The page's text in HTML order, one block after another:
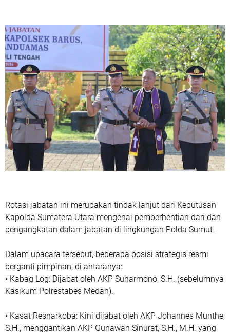
Rotasi jabatan ini merupakan tindak lanjut dari Keputusan
Kapolda Sumatera Utara mengenai pemberhentian dari dan
pengangkatan dalam jabatan di lingkungan Polda Sumut.
Dalam upacara tersebut, beberapa posisi strategis resmi
berganti pimpinan, di antaranya:
• Kabag Log: Dijabat oleh AKP Suharmono, S.H. (sebelumnya
Kasikum Polrestabes Medan).
• Kasat Resnarkoba: Kini dijabat oleh AKP Johannes Munthe,
S.H., menggantikan AKP Gunawan Sinurat, S.H., M.H. yang